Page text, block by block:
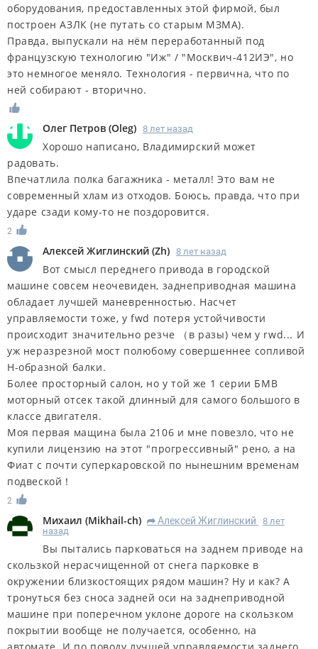
оборудования, предоставленных этой фирмой, был
построен АЗЛК (не путать со старым МЗМА).
Правда, выпускали на нём переработанный под
французскую технологию "Иж" / "Москвич-412ИЭ", но
это немногое меняло. Технология - первична, что по
ней собирают - вторично.
Олег Петров (Oleg) 8 лет назад
Хорошо написано, Владимирский может
радовать.
Впечатлила полка багажника - металл! Это вам не
современный хлам из отходов. Боюсь, правда, что при
ударе сзади кому-то не поздоровится.
2
Алексей Жиглинский (Zh) 8 лет назад
Вот смысл переднего привода в городской
машине совсем неочевиден, заднеприводная машина
обладает лучшей маневренностью. Насчет
управляемости тоже, у fwd потеря устойчивости
происходит значительно резче （в разы) чем у rwd... И
уж неразрезной мост полюбому совершеннее сопливой
Н-образной балки.
Более просторный салон, но у той же 1 серии БМВ
моторный отсек такой длинный для самого большого в
классе двигателя.
Моя первая мащина была 2106 и мне повезло, что не
купили лицензию на этот "прогрессивный" рено, а на
Фиат с почти суперкаровской по нынешним временам
подвеской！
2
Михаил (Mikhail-ch) R Алексей Жиглинский
8 лет
назад
Вы пытались парковаться на заднем приводе на
скользкой нерасчищенной от снега парковке в
окружении близкостоящих рядом машин? Ну и как? А
тронуться без сноса задней оси на заднеприводной
машине при поперечном уклоне дороге на скользком
покрытии вообще не получается, особенно, на